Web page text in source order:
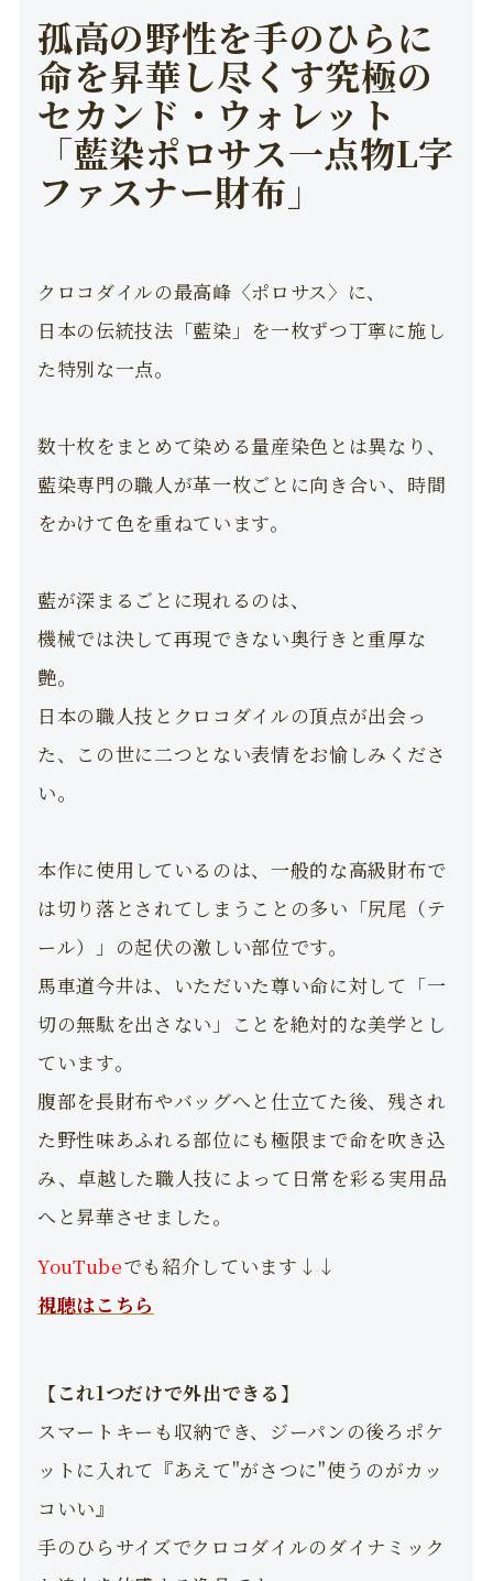
孤高の野性を手のひらに
命を昇華し尽くす究極の
セカンド・ウォレット
「藍染ポロサス一点物L字
ファスナー財布」
クロコダイルの最高峰〈ポロサス〉に、
日本の伝統技法「藍染」を一枚ずつ丁寧に施し
た特別な一点。
数十枚をまとめて染める量産染色とは異なり、
藍染専門の職人が革一枚ごとに向き合い、時間
をかけて色を重ねています。
藍が深まるごとに現れるのは、
機械では決して再現できない奥行きと重厚な
艶。
日本の職人技とクロコダイルの頂点が出会っ
た、この世に二つとない表情をお愉しみくださ
い。
本作に使用しているのは、一般的な高級財布で
は切り落とされてしまうことの多い「尻尾（テ
ール）」の起伏の激しい部位です。
馬車道今井は、いただいた尊い命に対して「一
切の無駄を出さない」ことを絶対的な美学とし
ています。
腹部を長財布やバッグへと仕立てた後、残され
た野性味あふれる部位にも極限まで命を吹き込
み、卓越した職人技によって日常を彩る実用品
へと昇華させました。
YouTubeでも紹介しています↓↓
視聴はこちら
【これ1つだけで外出できる】
スマートキーも収納でき、ジーパンの後ろポケ
ットに入れて『あえて"がさつに"使うのがカッ
コいい』
手のひらサイズでクロコダイルのダイナミック